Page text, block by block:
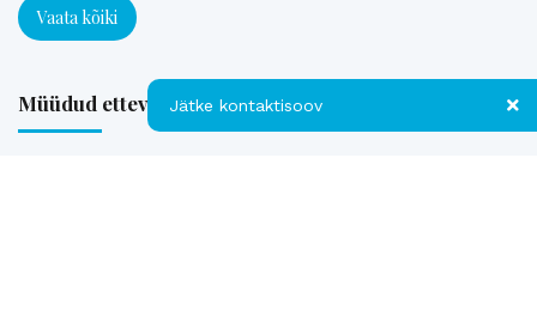
Vaata kõiki
Müüdud ettevõttedJätke kontaktisoov